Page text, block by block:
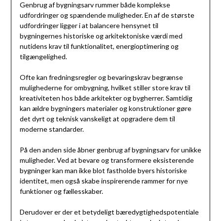
Genbrug af bygningsarv rummer både komplekse
udfordringer og spændende muligheder. En af de største
udfordringer ligger i at balancere hensynet til
bygningernes historiske og arkitektoniske værdi med
nutidens krav til funktionalitet, energioptimering og
tilgængelighed.
Ofte kan fredningsregler og bevaringskrav begrænse
mulighederne for ombygning, hvilket stiller store krav til
kreativiteten hos både arkitekter og bygherrer. Samtidig
kan ældre bygningers materialer og konstruktioner gøre
det dyrt og teknisk vanskeligt at opgradere dem til
moderne standarder.
På den anden side åbner genbrug af bygningsarv for unikke
muligheder. Ved at bevare og transformere eksisterende
bygninger kan man ikke blot fastholde byers historiske
identitet, men også skabe inspirerende rammer for nye
funktioner og fællesskaber.
Derudover er der et betydeligt bæredygtighedspotentiale